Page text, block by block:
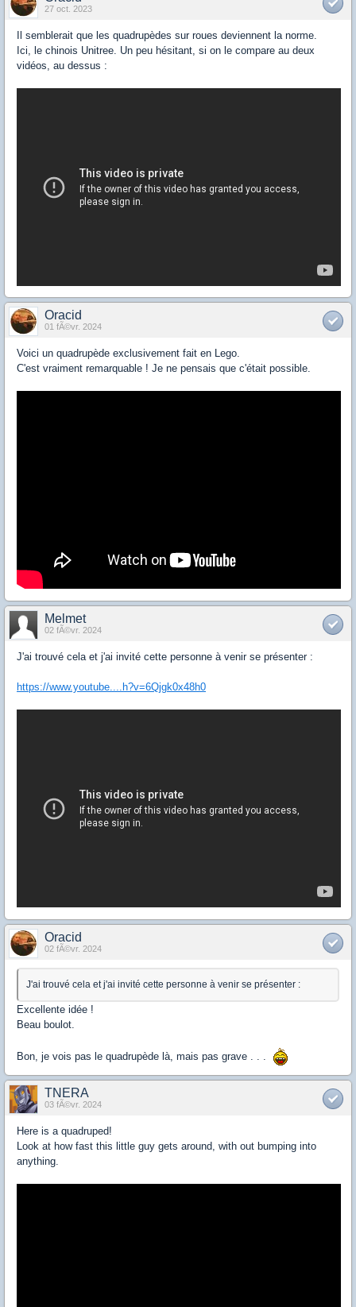
27 oct. 2023
Il semblerait que les quadrupèdes sur roues deviennent la norme.
Ici, le chinois Unitree. Un peu hésitant, si on le compare au deux
vidéos, au dessus :
Oracid
01 fÃ©vr. 2024
Voici un quadrupède exclusivement fait en Lego.
C'est vraiment remarquable ! Je ne pensais que c'était possible.
Melmet
02 fÃ©vr. 2024
J'ai trouvé cela et j'ai invité cette personne à venir se présenter :
https://www.youtube....h?v=6Qjgk0x48h0
Oracid
02 fÃ©vr. 2024
J'ai trouvé cela et j'ai invité cette personne à venir se présenter :
Excellente idée !
Beau boulot.
Bon, je vois pas le quadrupède là, mais pas grave . . .
TNERA
03 fÃ©vr. 2024
Here is a quadruped!
Look at how fast this little guy gets around, with out bumping into
anything.